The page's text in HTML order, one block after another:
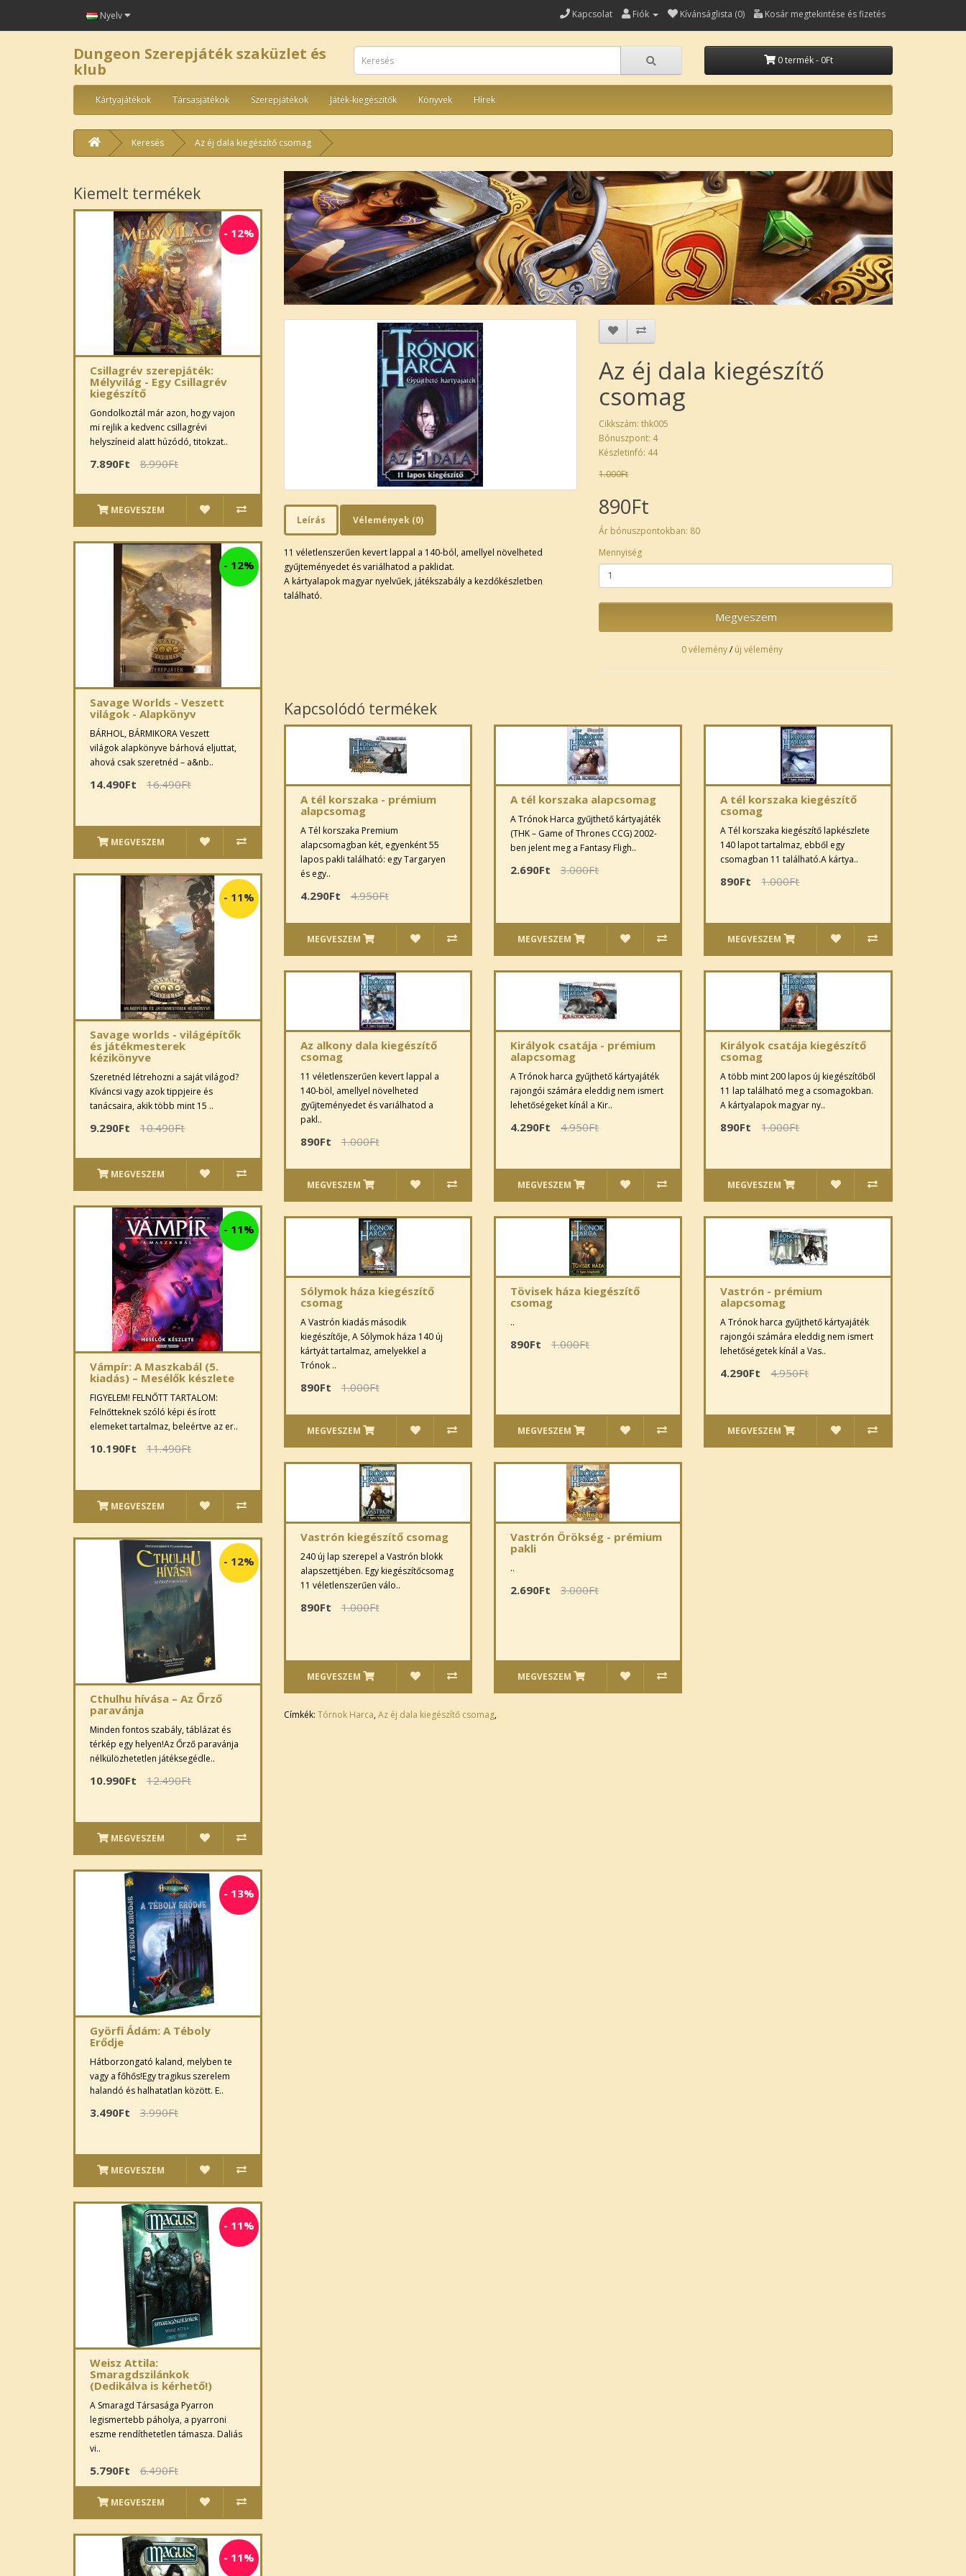
Nyelv Kapcsolat Fiók Kívánságlista (0) Kosár megtekintése és fizetés
Dungeon Szerepjáték szaküzlet és
klub
0 termék - 0Ft
Kártyajátékok Társasjátékok Szerepjátékok Játék-kiegészítők Könyvek Hírek
Keresés Az éj dala kiegészítő csomag
Kiemelt termékek
- 12%
Csillagrév szerepjáték:
Mélyvilág - Egy Csillagrév
kiegészítő
Gondolkoztál már azon, hogy vajon
mi rejlik a kedvenc csillagrévi
helyszíneid alatt húzódó, titokzat..
7.890Ft 8.990Ft
MEGVESZEM
- 12%
Savage Worlds - Veszett
világok - Alapkönyv
BÁRHOL, BÁRMIKORA Veszett
világok alapkönyve bárhová eljuttat,
ahová csak szeretnéd – a&nb..
14.490Ft 16.490Ft
MEGVESZEM
- 11%
Savage worlds - világépítők
és játékmesterek
kézikönyve
Szeretnéd létrehozni a saját világod?
Kíváncsi vagy azok tippjeire és
tanácsaira, akik több mint 15 ..
9.290Ft 10.490Ft
MEGVESZEM
- 11%
Vámpír: A Maszkabál (5.
kiadás) – Mesélők készlete
FIGYELEM! FELNŐTT TARTALOM:
Felnőtteknek szóló képi és írott
elemeket tartalmaz, beleértve az er..
10.190Ft 11.490Ft
MEGVESZEM
- 12%
Cthulhu hívása – Az Őrző
paravánja
Minden fontos szabály, táblázat és
térkép egy helyen!Az Őrző paravánja
nélkülözhetetlen játéksegédle..
10.990Ft 12.490Ft
MEGVESZEM
- 13%
Györfi Ádám: A Téboly
Erődje
Hátborzongató kaland, melyben te
vagy a főhős!Egy tragikus szerelem
halandó és halhatatlan között. E..
3.490Ft 3.990Ft
MEGVESZEM
- 11%
Weisz Attila:
Smaragdszilánkok
(Dedikálva is kérhető!)
A Smaragd Társasága Pyarron
legismertebb páholya, a pyarroni
eszme rendíthetetlen támasza. Daliás
vi..
5.790Ft 6.490Ft
MEGVESZEM
- 11%
Leírás Vélemények (0)
11 véletlenszerűen kevert lappal a 140-ból, amellyel növelheted
gyűjteményedet és variálhatod a paklidat.
A kártyalapok magyar nyelvűek, játékszabály a kezdőkészletben
található.
Az éj dala kiegészítő
csomag
Cikkszám: thk005
Bónuszpont: 4
Készletinfó: 44
1.000Ft
890Ft
Ár bónuszpontokban: 80
Mennyiség
Megveszem
0 vélemény/új vélemény
Kapcsolódó termékek
A tél korszaka - prémium
alapcsomag
A Tél korszaka Premium
alapcsomagban két, egyenként 55
lapos pakli található: egy Targaryen
és egy..
4.290Ft 4.950Ft
MEGVESZEM
A tél korszaka alapcsomag
A Trónok Harca gyűjthető kártyajáték
(THK – Game of Thrones CCG) 2002-
ben jelent meg a Fantasy Fligh..
2.690Ft 3.000Ft
MEGVESZEM
A tél korszaka kiegészítő
csomag
A Tél korszaka kiegészítő lapkészlete
140 lapot tartalmaz, ebből egy
csomagban 11 található.A kártya..
890Ft 1.000Ft
MEGVESZEM
Az alkony dala kiegészítő
csomag
11 véletlenszerűen kevert lappal a
140-böl, amellyel növelheted
gyűjteményedet és variálhatod a
pakl..
890Ft 1.000Ft
MEGVESZEM
Királyok csatája - prémium
alapcsomag
A Trónok harca gyűjthető kártyajáték
rajongói számára eleddig nem ismert
lehetőségeket kínál a Kir..
4.290Ft 4.950Ft
MEGVESZEM
Királyok csatája kiegészítő
csomag
A több mint 200 lapos új kiegészítőből
11 lap található meg a csomagokban.
A kártyalapok magyar ny..
890Ft 1.000Ft
MEGVESZEM
Sólymok háza kiegészítő
csomag
A Vastrón kiadás második
kiegészítője, A Sólymok háza 140 új
kártyát tartalmaz, amelyekkel a
Trónok ..
890Ft 1.000Ft
MEGVESZEM
Tövisek háza kiegészítő
csomag
..
890Ft 1.000Ft
MEGVESZEM
Vastrón - prémium
alapcsomag
A Trónok harca gyűjthető kártyajáték
rajongói számára eleddig nem ismert
lehetőségetek kínál a Vas..
4.290Ft 4.950Ft
MEGVESZEM
Vastrón kiegészítő csomag
240 új lap szerepel a Vastrón blokk
alapszettjében. Egy kiegészítőcsomag
11 véletlenszerűen válo..
890Ft 1.000Ft
MEGVESZEM
Vastrón Örökség - prémium
pakli
..
2.690Ft 3.000Ft
MEGVESZEM
Címkék: Tórnok Harca,Az éj dala kiegészítő csomag,